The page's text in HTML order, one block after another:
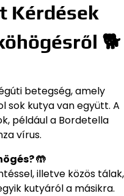
Kérdések
🐕
betegség, amely
sok kutya van együtt. A
például a Bordetella
vírus.
🤲
illetve közös tálak,
kutyáról a másikra.